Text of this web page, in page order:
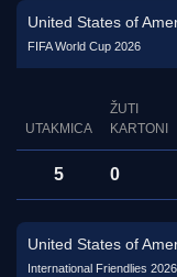
United States of
FIFA World Cup 2026
UTAKMICA
ŽUTI
KARTONI
5 0
United States of
International Friendlies 2026